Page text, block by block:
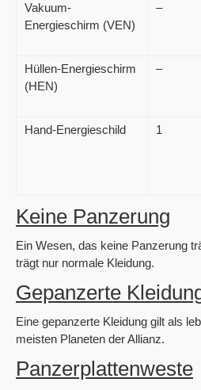
Vakuum-
Energieschirm (VEN)
–
Hüllen-Energieschirm
(HEN)
–
Hand-Energieschild 1
Keine Panzerung
Ein Wesen, das keine Panzerung
trägt nur normale Kleidung.
Gepanzerte
Eine gepanzerte Kleidung gilt als
meisten Planeten der Allianz.
Panzerplattenweste